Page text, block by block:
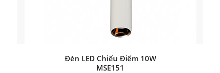
Đèn LED Chiếu Điểm 10W
MSE151